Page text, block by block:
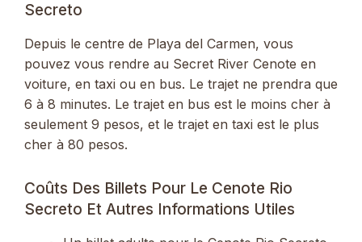
Secreto
Depuis le centre de Playa del Carmen, vous
pouvez vous rendre au Secret River Cenote en
voiture, en taxi ou en bus. Le trajet ne prendra que
6 à 8 minutes. Le trajet en bus est le moins cher à
seulement 9 pesos, et le trajet en taxi est le plus
cher à 80 pesos.
Coûts Des Billets Pour Le Cenote Rio
Secreto Et Autres Informations Utiles